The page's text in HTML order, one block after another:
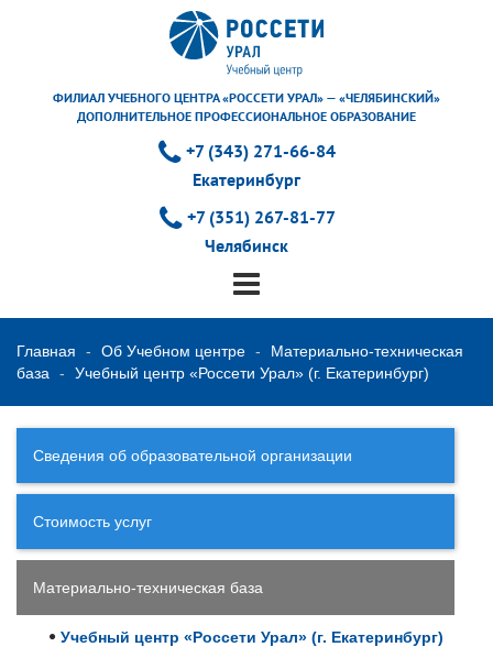
ФИЛИАЛ УЧЕБНОГО ЦЕНТРА «РОССЕТИ УРАЛ» — «ЧЕЛЯБИНСКИЙ»
ДОПОЛНИТЕЛЬНОЕ ПРОФЕССИОНАЛЬНОЕ ОБРАЗОВАНИЕ
+7 (343) 271-66-84
Екатеринбург
+7 (351) 267-81-77
Челябинск
Главная Об Учебном центре
Материально-техническая
база
Учебный центр «Россети Урал» (г. Екатеринбург)
Сведения об образовательной организации
Стоимость услуг
Материально-техническая база
Учебный центр «Россети Урал» (г. Екатеринбург)